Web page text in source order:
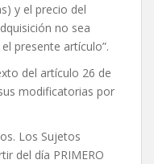
y el precio del
no sea
presente artículo”.
del artículo 26 de
modificatorias por
Los Sujetos
del día PRIMERO